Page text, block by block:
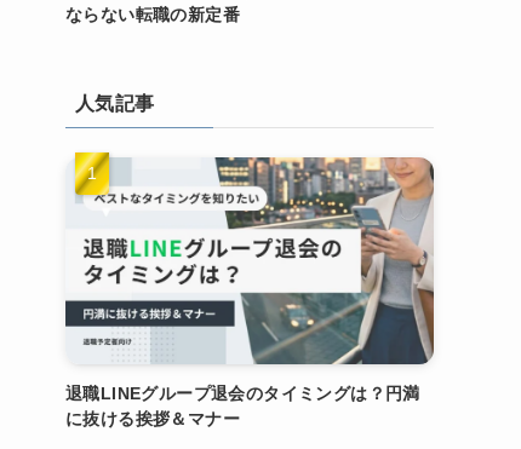
ならない転職の新定番
人気記事
退職LINEグループ退会のタイミングは？円満
に抜ける挨拶＆マナー